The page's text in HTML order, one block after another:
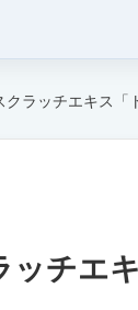
クラッチエキス「
ッチエ